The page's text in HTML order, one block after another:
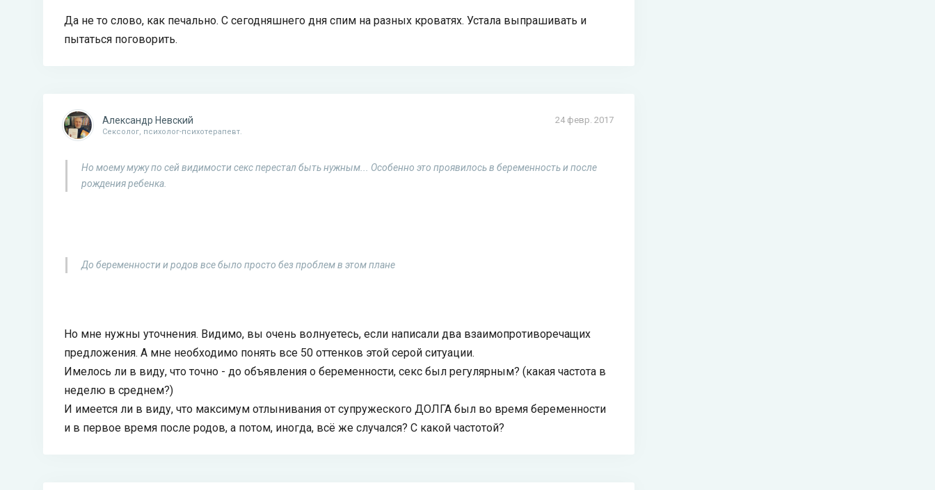
Да не то слово, как печально. С сегодняшнего дня спим на разных кроватях. Устала выпрашивать и
пытаться поговорить.
24 февр. 2017
Александр Невский
Сексолог, психолог-психотерапевт.
Но моему мужу по сей видимости секс перестал быть нужным... Особенно это проявилось в беременность и после
рождения ребенка.
До беременности и родов все было просто без проблем в этом плане
Но мне нужны уточнения. Видимо, вы очень волнуетесь, если написали два взаимопротиворечащих
предложения. А мне необходимо понять все 50 оттенков этой серой ситуации.
Имелось ли в виду, что точно - до объявления о беременности, секс был регулярным? (какая частота в
неделю в среднем?)
И имеется ли в виду, что максимум отлынивания от супружеского ДОЛГА был во время беременности
и в первое время после родов, а потом, иногда, всё же случался? С какой частотой?